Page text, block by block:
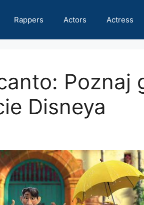
Rappers Actors Actress
Poznaj
Disneya